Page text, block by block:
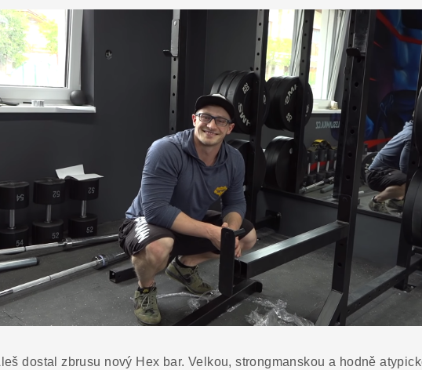
dostal zbrusu nový Hex bar. Velkou, strongmanskou a hodně